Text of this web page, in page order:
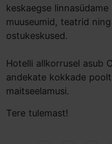
keskaegse
muuseumid, teatrid
ostukeskused.
Hotelli allkorrusel asub
andekate kokkade
maitseelamusi.
Tere tulemast!